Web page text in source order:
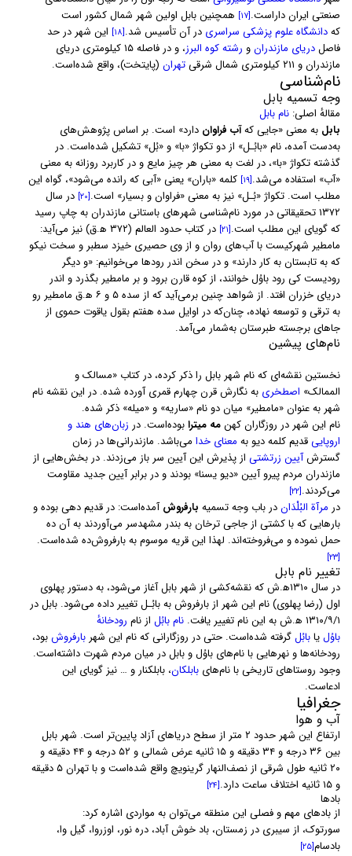
صنعتی ایران داراست.[۱۷]
همچنین بابل اولین شهر شمال کشور است
کهدانشگاه علوم پزشکی سراسری در آن تأسیس شد.[۱۸]
این شهر در حد
فاصلدریای مازندرانو رشته کوه البرز
، و در فاصله ۱۵ کیلومتری دریای
مازندران و ۲۱۱ کیلومتری شمال شرقی
تهران (پایتخت)، واقع شده‌است.
نام‌شناسی
وجه تسمیه بابل
مقالهٔ اصلی: نام بابل
بابل به معنی «جایی کهآب فراوان دارد» است. بر اساس پژوهش‌های
به‌دست آمده، نام «بابُـل» از دو تکواژ «با» و «بُل» تشکیل شده‌است. در
گذشته تکواژ «با»، در لغت به معنی هر چیز مایع و در کاربرد روزانه به معنی
«آب» استفاده می‌شد.[۱۹]
کلمه «باران» یعنی «آبی که رانده می‌شود»، گواه این
مطلب است. تکواژ «بُـل» نیز به معنی «فراوان و بسیار» است.[۲۰]
در سال
۱۳۷۲ تحقیقاتی در مورد نام‌شناسی شهرهای باستانی مازندران به چاپ رسید
که گویای این مطلب است.[۲۱]
در کتاب حدود العالم (۳۷۲ ه‍.ق) نیز می‌آید:
مامطیر شهرکیست با آب‌های روان و از وی حصیری خیزد سطبر و سخت نیکو
که به تابستان به کار دارند» و در سخن اندر رودها می‌خوانیم: «و دیگر
رودیست کی رود باوُل خوانند، از کوه قارن برود و بر مامطیر بگذرد و اندر
دریای خزران افتد. از شواهد چنین برمی‌آید که از سده ۵ و ۶ ه‍.ق مامطیر رو
به ترقی و توسعه نهاده، چنان‌که در اوایل سده هفتم بقول یاقوت حموی از
جاهای برجسته طبرستان به‌شمار می‌آمد.
نام‌های پیشین
نخستین نقشه‌ای که نام شهر بابل را ذکر کرده، در کتاب «مسالک و
الممالک» اصطخری به نگارش قرن چهارم قمری آورده شده. در این نقشه نام
شهر به عنوان «مامطیر» میان دو نام «ساریه» و «میله» ذکر شده.
نام این شهر در روزگاران کهنمه میترابوده‌است. در زبان‌های هند و
اروپاییقدیم کلمه دیو به معنای خدا می‌باشد. مازندرانی‌ها در زمان
گسترشآیین زرتشتی از پذیرش این آیین سر باز می‌زدند. در بخش‌هایی از
مازندران مردم پیرو آیین «دیو یسنا» بودند و در برابر آیین جدید مقاومت
می‌کردند.[۲۲]
در مرآة البُلْدَاندر باب وجه تسمیه بارفروشآمده‌است: در قدیم دهی بوده و
بارهایی که با کشتی از جاجی ترخان به بندر مشهدسر می‌آوردند به آن ده
حمل نموده و می‌فروخته‌اند. لهذا این قریه موسوم به بارفروش‌ده شده‌است.
[۲۳]
تغییر نام بابل
در سال ۱۳۱۰ه‍.ش که نقشه‌کشی از شهر بابل آغاز می‌شود، به دستور پهلوی
اول (رضا پهلوی) نام این شهر از بارفروش به بابُـل تغییر داده می‌شود. بابل در
۱۳۱۰/۹/۱ ه‍.ش به این نام تغییر یافت.
نام بابُل از نام رودخانهٔ
باوُلیابابُلگرفته شده‌است. حتی در روزگارانی که نام این شهربارفروشبود،
رودخانه‌ها و نهرهایی با نام‌های باوُل و بابل در میان مردم شهرت داشته‌است.
وجود روستاهای تاریخی با نام‌های بابلکان، بابلکنار و … نیز گویای این
ادعاست.
جغرافیا
آب و هوا
ارتفاع این شهر حدود ۲ متر از سطح دریاهای آزاد پایین‌تر است. شهر بابل
بین ۳۶ درجه و ۳۴ دقیقه و ۱۵ ثانیه عرض شمالی و ۵۲ درجه و ۴۴ دقیقه و
۲۰ ثانیه طول شرقی از نصف‌النهار گرینویچ واقع شده‌است و با تهران ۵ دقیقه
و ۱۵ ثانیه اختلاف ساعت دارد.
[۲۴]
بادها
از بادهای مهم و فصلی این منطقه می‌توان به مواردی اشاره کرد:
سورتوک، از سیبری در زمستان، باد خوش آباد، دره نور، اوزروا، گیل وا،
بادسام[۲۵]